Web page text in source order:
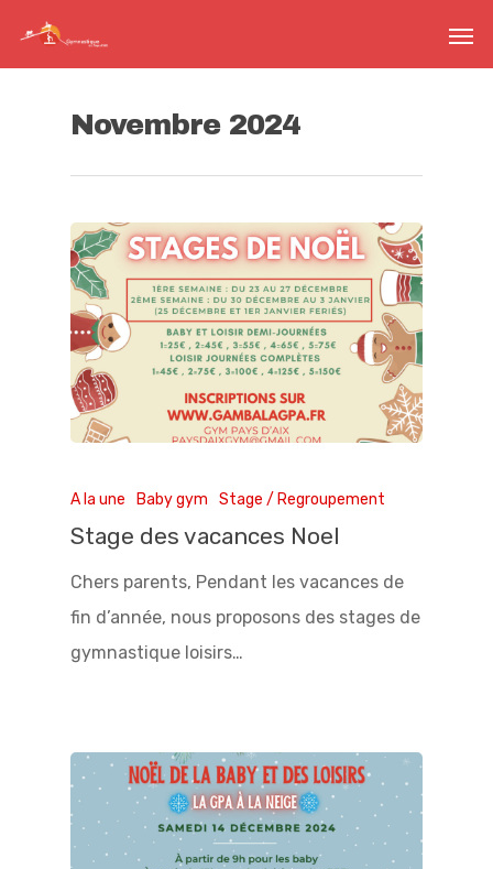
Novembre 2024
A la une Baby gym Stage / Regroupement
Stage des vacances Noel
Chers parents, Pendant les vacances de
fin d’année, nous proposons des stages de
gymnastique loisirs…